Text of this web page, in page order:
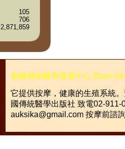
105
706
2,871,859
泰國傳統醫學發展中心 Baan
它提供按摩，健康的生殖系統。
國傳統醫學出版社 致電02-911-
auksika@gmail.com 按摩前諮